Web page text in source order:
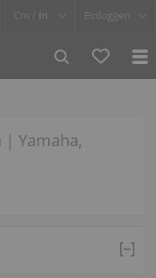
Cm / In Einloggen
| Yamaha,